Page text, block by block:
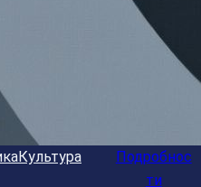
Культура
Подробнос
ти